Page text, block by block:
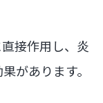
接作用し、炎
があります。